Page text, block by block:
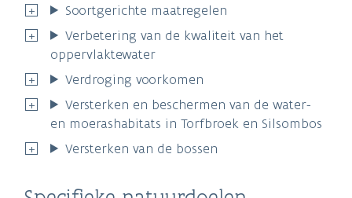
Soortgerichte maatregelen
Verbetering van de kwaliteit van het
oppervlaktewater
Verdroging voorkomen
Versterken en beschermen van de water-
en moerashabitats in Torfbroek en Silsombos
Versterken van de bossen